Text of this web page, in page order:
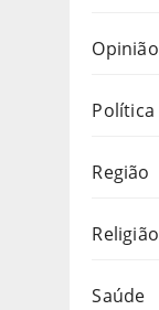
Opinião
Política
Região
Religião
Saúde